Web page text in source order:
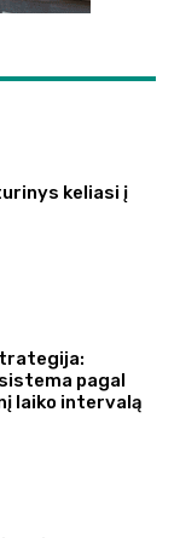
keliasi į
pagal
laiko intervalą